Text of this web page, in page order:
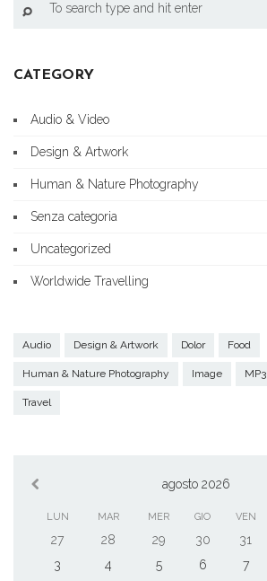
CATEGORY
Audio & Video
Design & Artwork
Human & Nature Photography
Senza categoria
Uncategorized
Worldwide Travelling
Audio Design & Artwork Dolor Food
Human & Nature Photography Image MP3
Travel
agosto 2026
LUN MAR MER GIO VEN
27 28 29 30 31
3
4 5 6 7